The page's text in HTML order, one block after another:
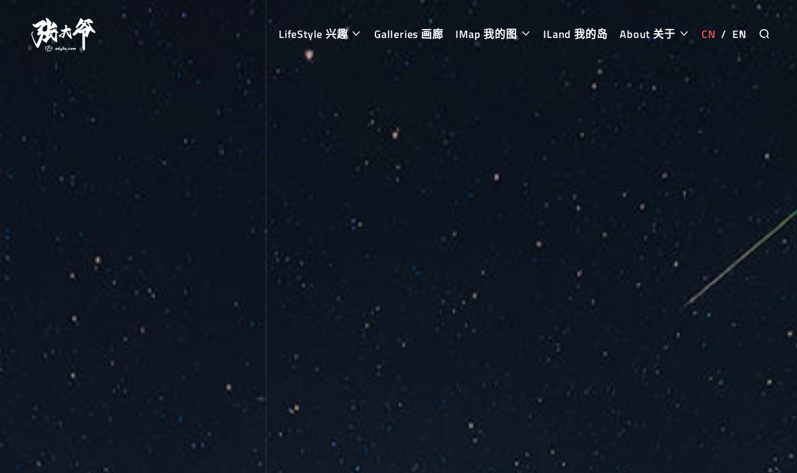
LifeStyle 兴趣 Galleries 画廊 IMap 我的图 ILand 我的岛 About 关于 CN / EN